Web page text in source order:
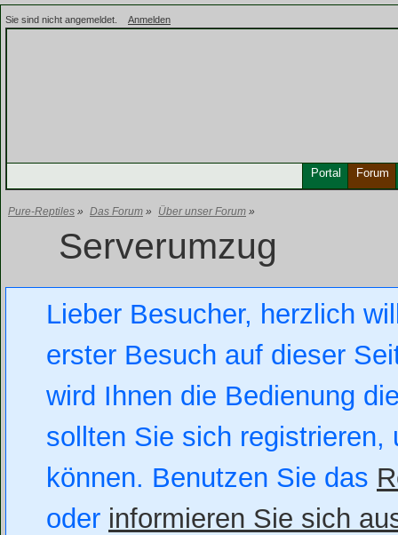
Sie sind nicht angemeldet. Anmelden
Portal Forum
Pure-Reptiles » Das Forum » Über unser Forum »
Serverumzug
Lieber Besucher, herzlich
erster Besuch auf dieser
wird Ihnen die Bedienung
sollten Sie sich
können. Benutzen Sie das
oder informieren Sie sich